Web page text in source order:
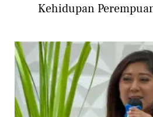
Kehidupan